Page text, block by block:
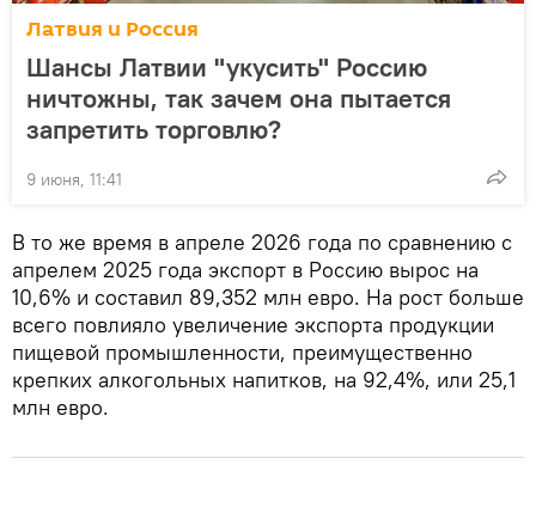
Латвия и Россия
Шансы Латвии "укусить" Россию
ничтожны, так зачем она пытается
запретить торговлю?
9 июня, 11:41
В то же время в апреле 2026 года по сравнению с
апрелем 2025 года экспорт в Россию вырос на
10,6% и составил 89,352 млн евро. На рост больше
всего повлияло увеличение экспорта продукции
пищевой промышленности, преимущественно
крепких алкогольных напитков, на 92,4%, или 25,1
млн евро.